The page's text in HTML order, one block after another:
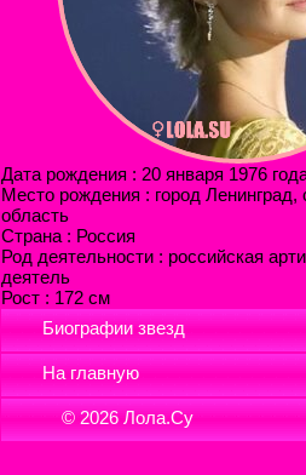
Дата рождения : 20 января 1976
Место рождения : город Ленинград,
область
Страна : Россия
Род деятельности : российская
деятель
Рост : 172 см
Биографии звезд
На главную
© 2026 Лола.Су